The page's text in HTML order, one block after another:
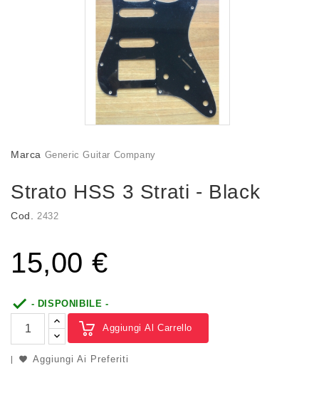
Marca Generic Guitar Company
Strato HSS 3 Strati - Black
Cod. 2432
15,00 €
 - DISPONIBILE -
Aggiungi Al Carrello
Aggiungi Ai Preferiti